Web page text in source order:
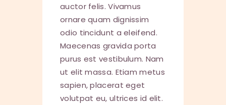
auctor felis. Vivamus
ornare quam dignissim
odio tincidunt a eleifend.
Maecenas gravida porta
purus est vestibulum. Nam
ut elit massa. Etiam metus
sapien, placerat eget
volutpat eu, ultrices id elit.